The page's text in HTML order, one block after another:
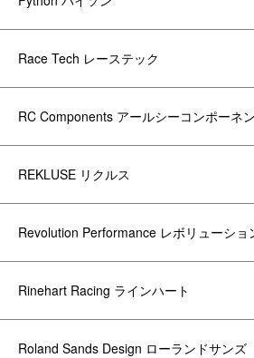
Race Tech レーステック
RC Components アールシーコンポーネ
REKLUSE リクルス
Revolution Performance レボリューショ
Rinehart Racing ラインハート
Roland Sands Design ローランドサンズ